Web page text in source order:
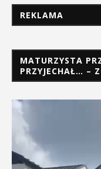
REKLAMA
MATURZYSTA
PRZYJECHAŁ… –
Odtwarzacz